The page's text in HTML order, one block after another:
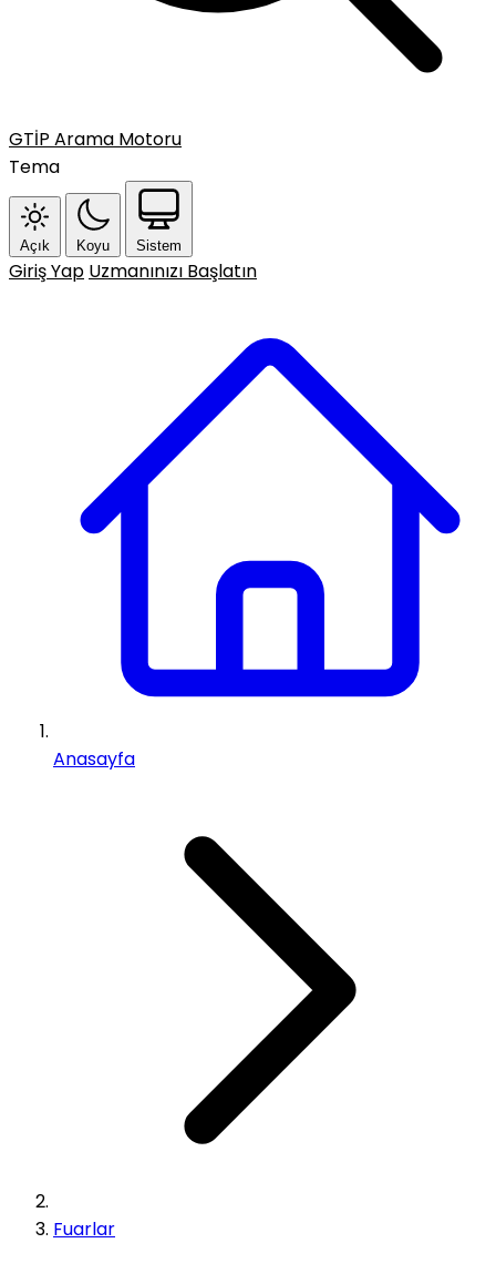
GTİP Arama Motoru
Tema
Açık Koyu Sistem
Giriş Yap Uzmanınızı Başlatın
Anasayfa
Fuarlar